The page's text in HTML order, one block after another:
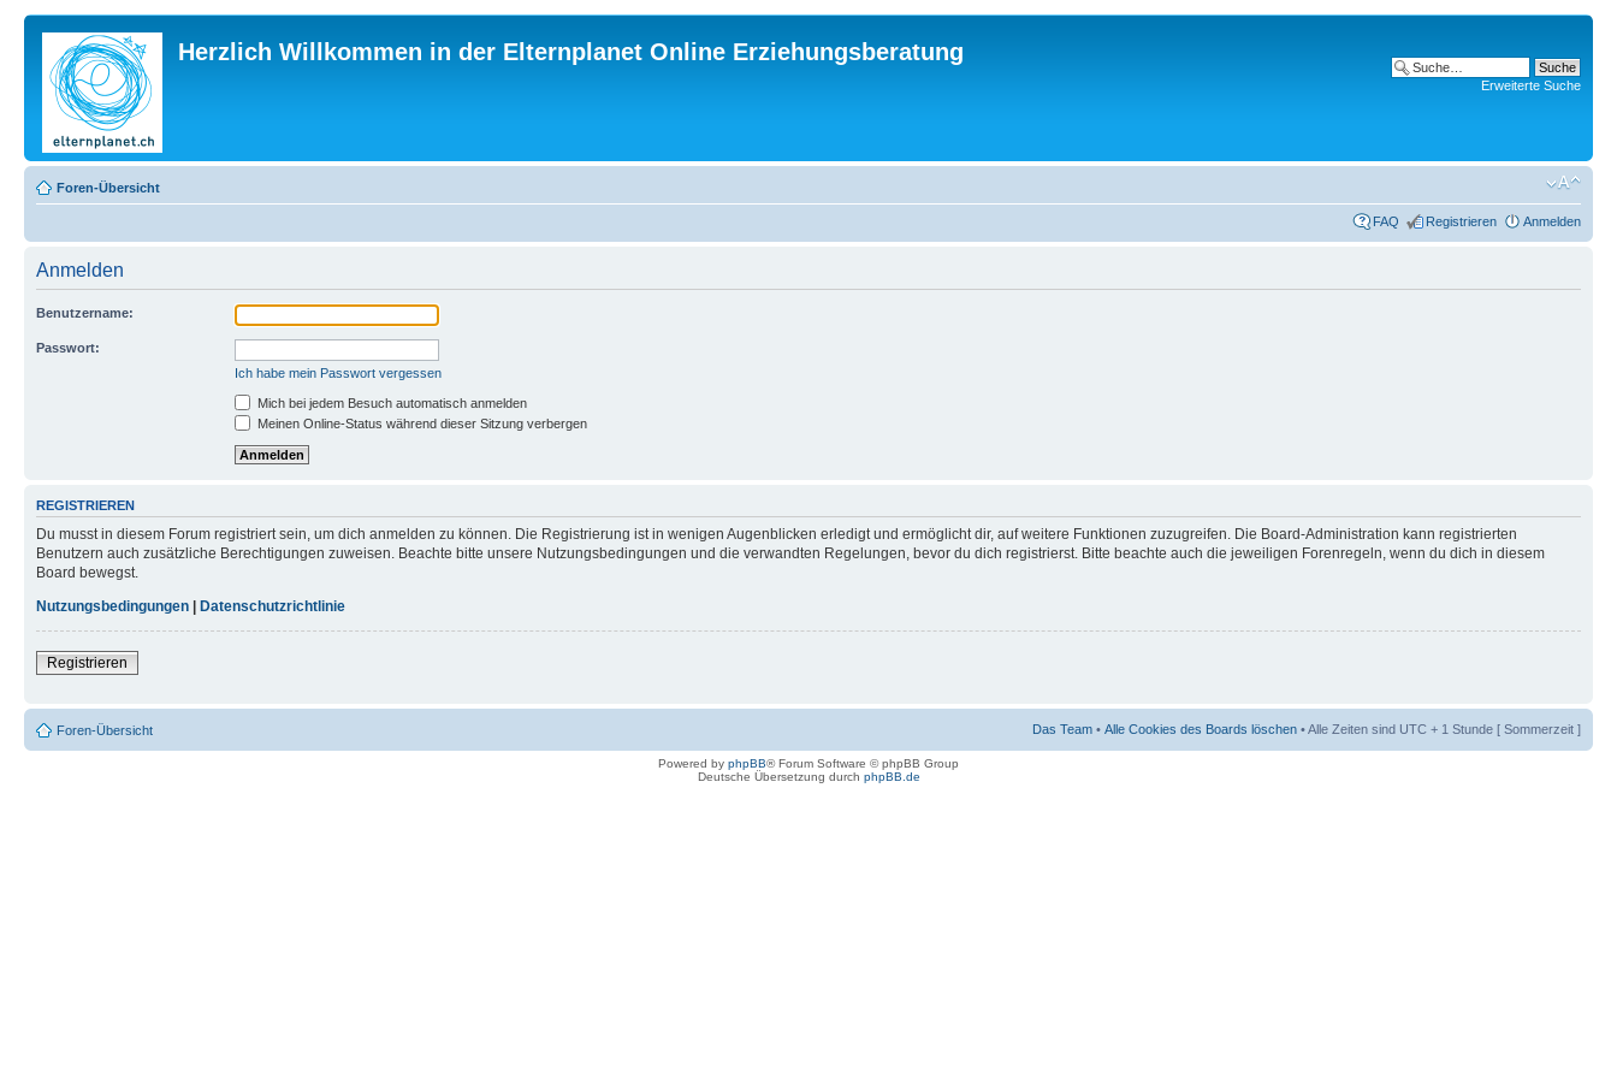
Herzlich Willkommen in der Elternplanet Online Erziehungsberatung
Erweiterte Suche
Foren-Übersicht
FAQ Registrieren Anmelden
Anmelden
Benutzername:
Passwort:
Ich habe mein Passwort vergessen
Mich bei jedem Besuch automatisch anmelden
Meinen Online-Status während dieser Sitzung verbergen
REGISTRIEREN
Du musst in diesem Forum registriert sein, um dich anmelden zu können. Die Registrierung ist in wenigen Augenblicken erledigt und ermöglicht dir, auf weitere Funktionen zuzugreifen. Die Board-Administration kann registrierten
Benutzern auch zusätzliche Berechtigungen zuweisen. Beachte bitte unsere Nutzungsbedingungen und die verwandten Regelungen, bevor du dich registrierst. Bitte beachte auch die jeweiligen Forenregeln, wenn du dich in diesem
Board bewegst.
Nutzungsbedingungen | Datenschutzrichtlinie
Registrieren
Foren-Übersicht Das Team • Alle Cookies des Boards löschen • Alle Zeiten sind UTC + 1 Stunde [ Sommerzeit ]
Powered by phpBB® Forum Software © phpBB Group
Deutsche Übersetzung durch phpBB.de